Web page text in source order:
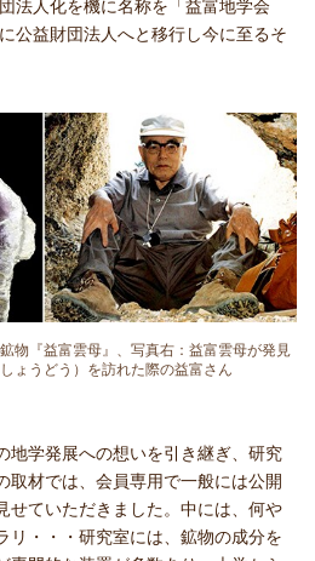
法人化を機に名称を「益富地学会
公益財団法人へと移行し今に至るそ
物『益富雲母』、写真右：益富雲母が発見
ょうどう）を訪れた際の益富さん
地学発展への想いを引き継ぎ、研究
取材では、会員専用で一般には公開
せていただきました。中には、何や
リ・・・研究室には、鉱物の成分を